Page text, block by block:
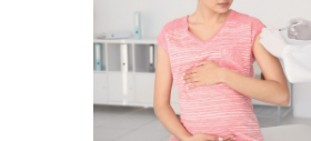
ЗА НАС
НАШЕ ПРАВО
ОБЈАВИ
ПРОЕКТИ